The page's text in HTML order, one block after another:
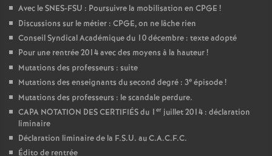
Avec le SNES-FSU : Poursuivre la mobilisation en CPGE !
Discussions sur le métier : CPGE, on ne lâche rien
Conseil Syndical Académique du 10 décembre : texte adopté
Pour une rentrée 2014 avec des moyens à la hauteur!
Mutations des professeurs : suite
Mutations des enseignants du second degré : 3e épisode!
Mutations des professeurs : le scandale perdure.
CAPA NOTATION DES CERTIFIÉS du 1 er juillet 2014 : déclaration
liminaire
Déclaration liminaire de la F.S.U. au C.A.C.F.C.
Édito de rentrée